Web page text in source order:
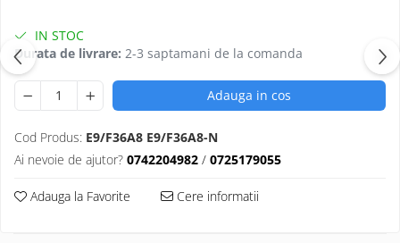
IN STOC
Durata de livrare: 2-3 saptamani de la comanda
Adauga in cos
Cod Produs: E9/F36A8 E9/F36A8-N
Ai nevoie de ajutor? 0742204982 / 0725179055
Adauga la Favorite Cere informatii